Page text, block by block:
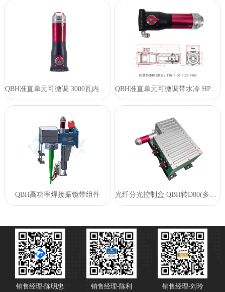
QBH高功率焊接振镜带组件 光纤分光控制盒 QBH转D80(多规格)
销售经理-陈明忠 销售经理-陈利 销售经理-刘玲